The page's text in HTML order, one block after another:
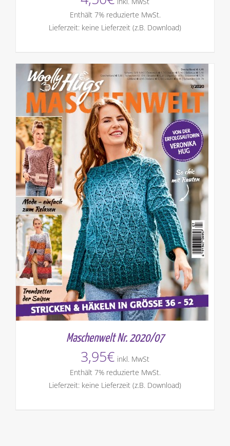
Enthält 7% reduzierte MwSt.
Lieferzeit: keine Lieferzeit (z.B. Download)
Maschenwelt Nr. 2020/07
3,95€ inkl. MwSt
Enthält 7% reduzierte MwSt.
Lieferzeit: keine Lieferzeit (z.B. Download)